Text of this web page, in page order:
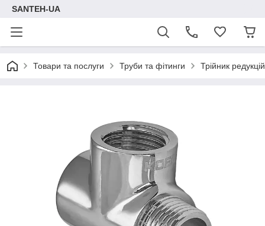
SANTEH-UA
Товари та послуги Труби та фітинги Трійник